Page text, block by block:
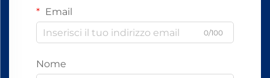
Email
0/100
Nome